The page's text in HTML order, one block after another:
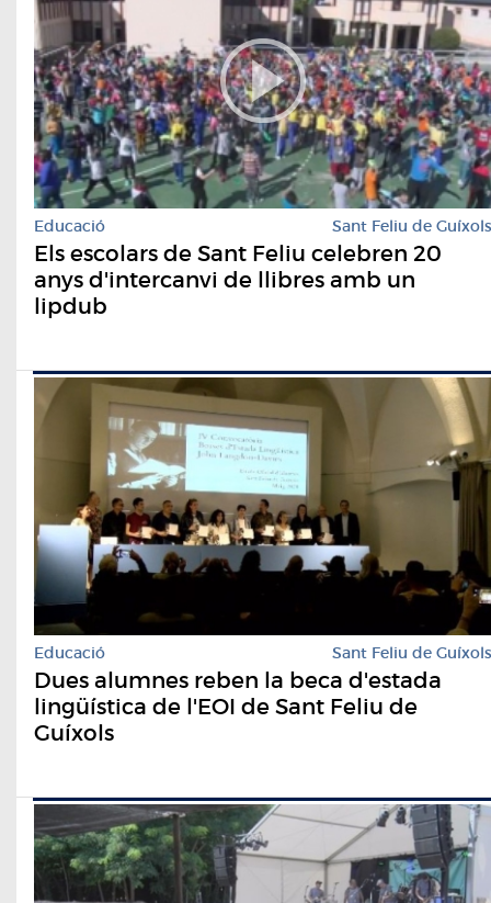
Educació Sant Feliu de Guíxols
Els escolars de Sant Feliu celebren 20
anys d'intercanvi de llibres amb un
lipdub
Educació Sant Feliu de Guíxols
Dues alumnes reben la beca d'estada
lingüística de l'EOI de Sant Feliu de
Guíxols